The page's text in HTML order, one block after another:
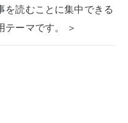
を読むことに集中できる
ーマです。 ＞